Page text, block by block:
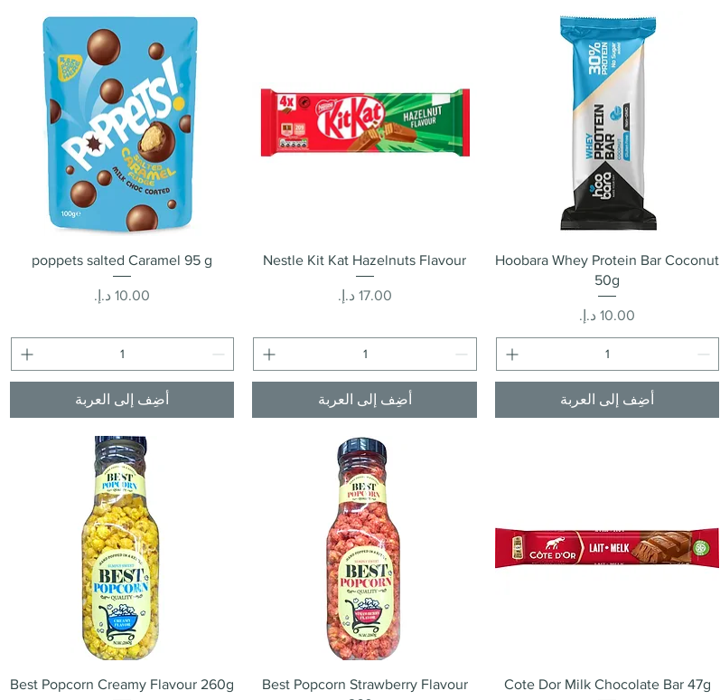
العرض السريع
Hoobara Whey Protein Bar Coconut
50g
السعر
أضِف إلى العربة
العرض السريع
Nestle Kit Kat Hazelnuts Flavour
السعر
أضِف إلى العربة
العرض السريع
poppets salted Caramel 95 g
السعر
أضِف إلى العربة
العرض السريع
Cote Dor Milk Chocolate Bar 47g العرض السريع
Best Popcorn Strawberry Flavour
العرض السريع
Best Popcorn Creamy Flavour 260g